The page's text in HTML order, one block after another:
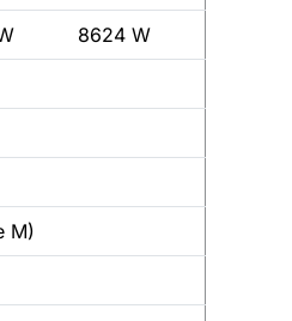
8624 W
M)